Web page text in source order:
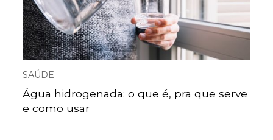
SAÚDE
Água hidrogenada: o que é, pra que serve
e como usar